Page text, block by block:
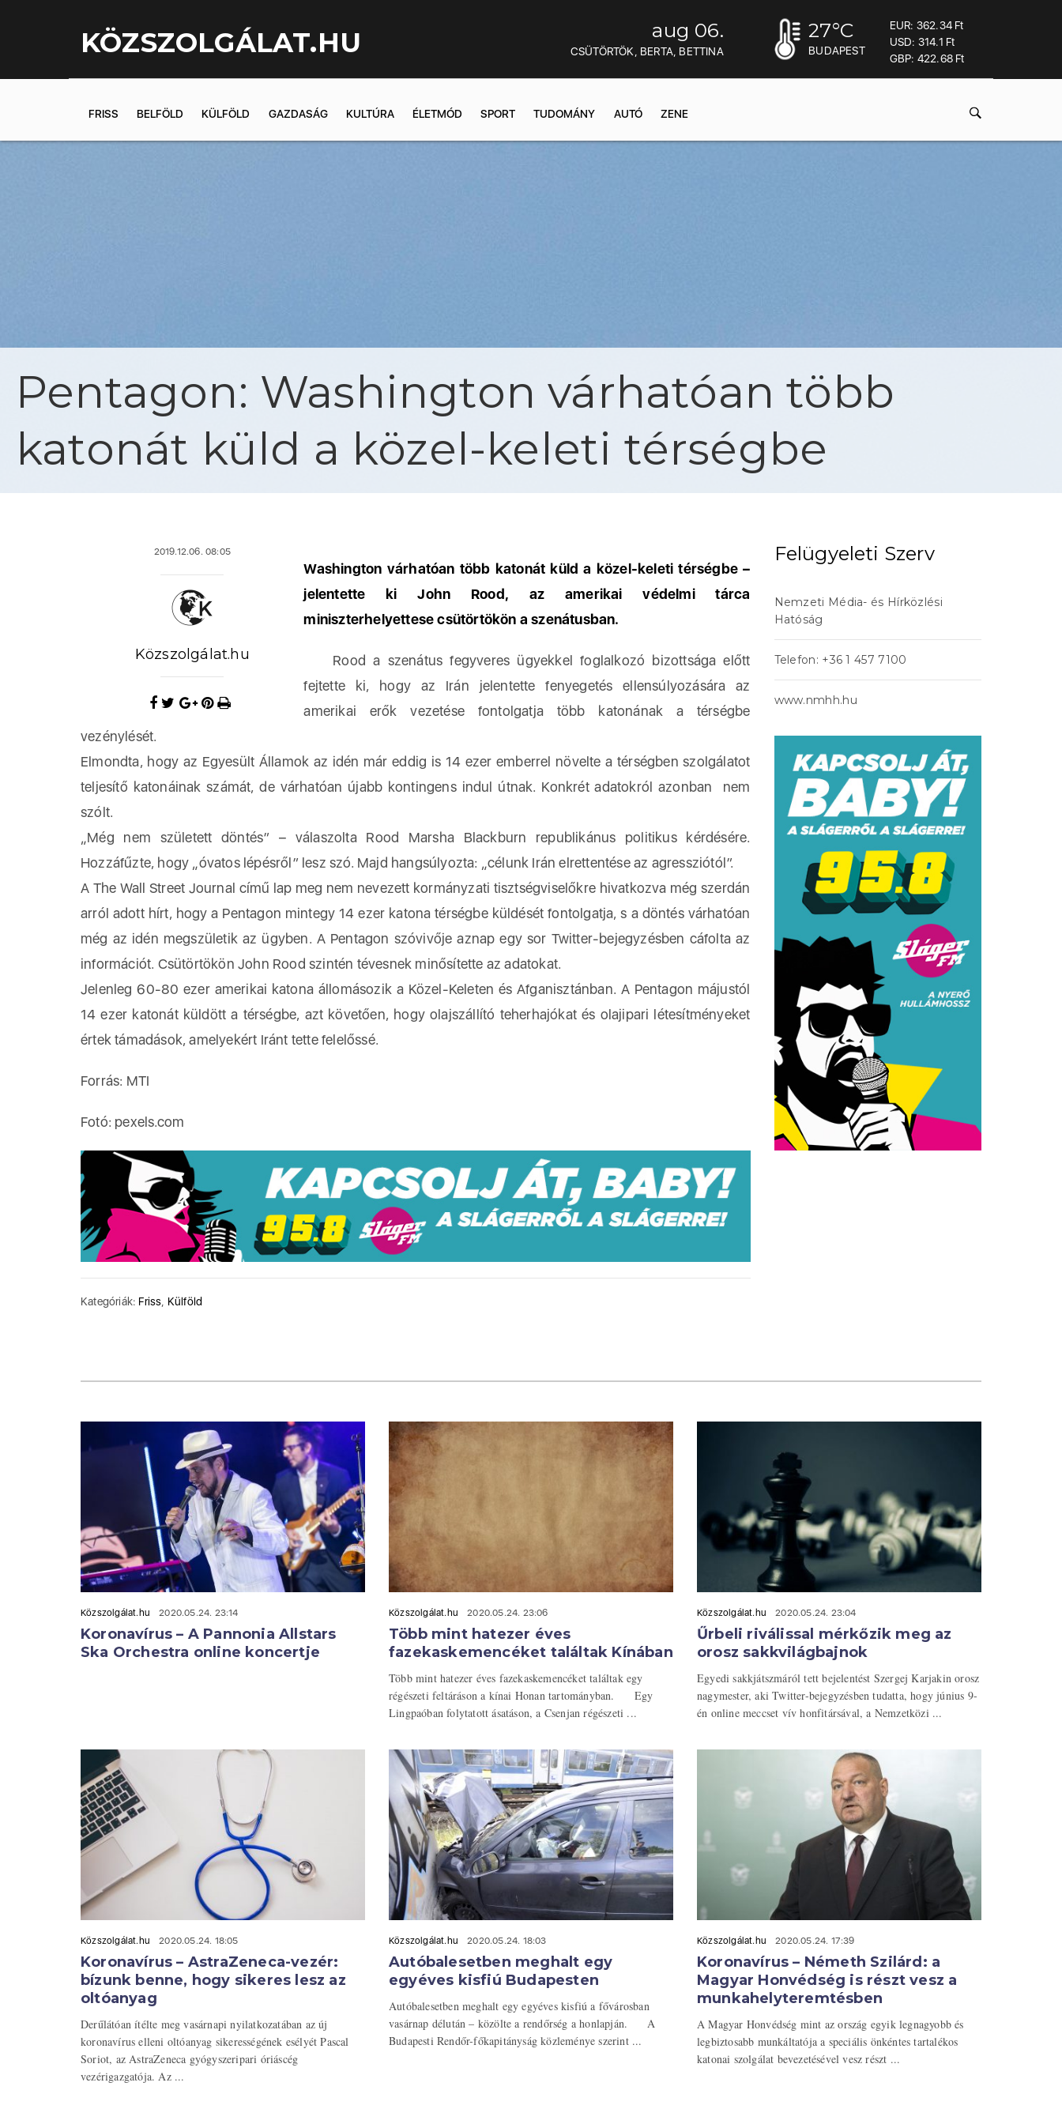
KÖZSZOLGÁLAT.HU aug 06.
CSÜTÖRTÖK, BERTA, BETTINA
27°C
BUDAPEST
EUR: 362.34 Ft
USD: 314.1 Ft
GBP: 422.68 Ft
FRISS BELFÖLD KÜLFÖLD GAZDASÁG KULTÚRA ÉLETMÓD SPORT TUDOMÁNY AUTÓ ZENE
Pentagon: Washington várhatóan több
katonát küld a közel-keleti térségbe
2019.12.06. 08:05
Közszolgálat.hu
Washington várhatóan több katonát küld a közel-keleti térségbe –
jelentette ki John Rood, az amerikai védelmi tárca
miniszterhelyettese csütörtökön a szenátusban.
Rood a szenátus fegyveres ügyekkel foglalkozó bizottsága előtt
fejtette ki, hogy az Irán jelentette fenyegetés ellensúlyozására az
amerikai erők vezetése fontolgatja több katonának a térségbe
vezénylését.
Elmondta, hogy az Egyesült Államok az idén már eddig is 14 ezer emberrel növelte a térségben szolgálatot
teljesítő katonáinak számát, de várhatóan újabb kontingens indul útnak. Konkrét adatokról azonban nem
szólt.
„Még nem született döntés” – válaszolta Rood Marsha Blackburn republikánus politikus kérdésére.
Hozzáfűzte, hogy „óvatos lépésről” lesz szó. Majd hangsúlyozta: „célunk Irán elrettentése az agressziótól”.
A The Wall Street Journal című lap meg nem nevezett kormányzati tisztségviselőkre hivatkozva még szerdán
arról adott hírt, hogy a Pentagon mintegy 14 ezer katona térségbe küldését fontolgatja, s a döntés várhatóan
még az idén megszületik az ügyben. A Pentagon szóvivője aznap egy sor Twitter-bejegyzésben cáfolta az
információt. Csütörtökön John Rood szintén tévesnek minősítette az adatokat.
Jelenleg 60-80 ezer amerikai katona állomásozik a Közel-Keleten és Afganisztánban. A Pentagon májustól
14 ezer katonát küldött a térségbe, azt követően, hogy olajszállító teherhajókat és olajipari létesítményeket
értek támadások, amelyekért Iránt tette felelőssé.
Forrás: MTI
Fotó: pexels.com
Kategóriák: Friss, Külföld
Felügyeleti Szerv
Nemzeti Média- és Hírközlési
Hatóság
Telefon: +36 1 457 7100
www.nmhh.hu
Közszolgálat.hu 2020.05.24. 23:14
Koronavírus – A Pannonia Allstars
Ska Orchestra online koncertje
Közszolgálat.hu 2020.05.24. 23:06
Több mint hatezer éves
fazekaskemencéket találtak Kínában
Több mint hatezer éves fazekaskemencéket találtak egy
régészeti feltáráson a kínai Honan tartományban. Egy
Lingpaóban folytatott ásatáson, a Csenjan régészeti ...
Közszolgálat.hu 2020.05.24. 23:04
Űrbeli riválissal mérkőzik meg az
orosz sakkvilágbajnok
Egyedi sakkjátszmáról tett bejelentést Szergej Karjakin orosz
nagymester, aki Twitter-bejegyzésben tudatta, hogy június 9-
én online meccset vív honfitársával, a Nemzetközi ...
Közszolgálat.hu 2020.05.24. 18:05
Koronavírus – AstraZeneca-vezér:
bízunk benne, hogy sikeres lesz az
oltóanyag
Derűlátóan ítélte meg vasárnapi nyilatkozatában az új
koronavírus elleni oltóanyag sikerességének esélyét Pascal
Soriot, az AstraZeneca gyógyszeripari óriáscég
vezérigazgatója. Az ...
Közszolgálat.hu 2020.05.24. 18:03
Autóbalesetben meghalt egy
egyéves kisfiú Budapesten
Autóbalesetben meghalt egy egyéves kisfiú a fővárosban
vasárnap délután – közölte a rendőrség a honlapján. A
Budapesti Rendőr-főkapitányság közleménye szerint ...
Közszolgálat.hu 2020.05.24. 17:39
Koronavírus – Németh Szilárd: a
Magyar Honvédség is részt vesz a
munkahelyteremtésben
A Magyar Honvédség mint az ország egyik legnagyobb és
legbiztosabb munkáltatója a speciális önkéntes tartalékos
katonai szolgálat bevezetésével vesz részt ...